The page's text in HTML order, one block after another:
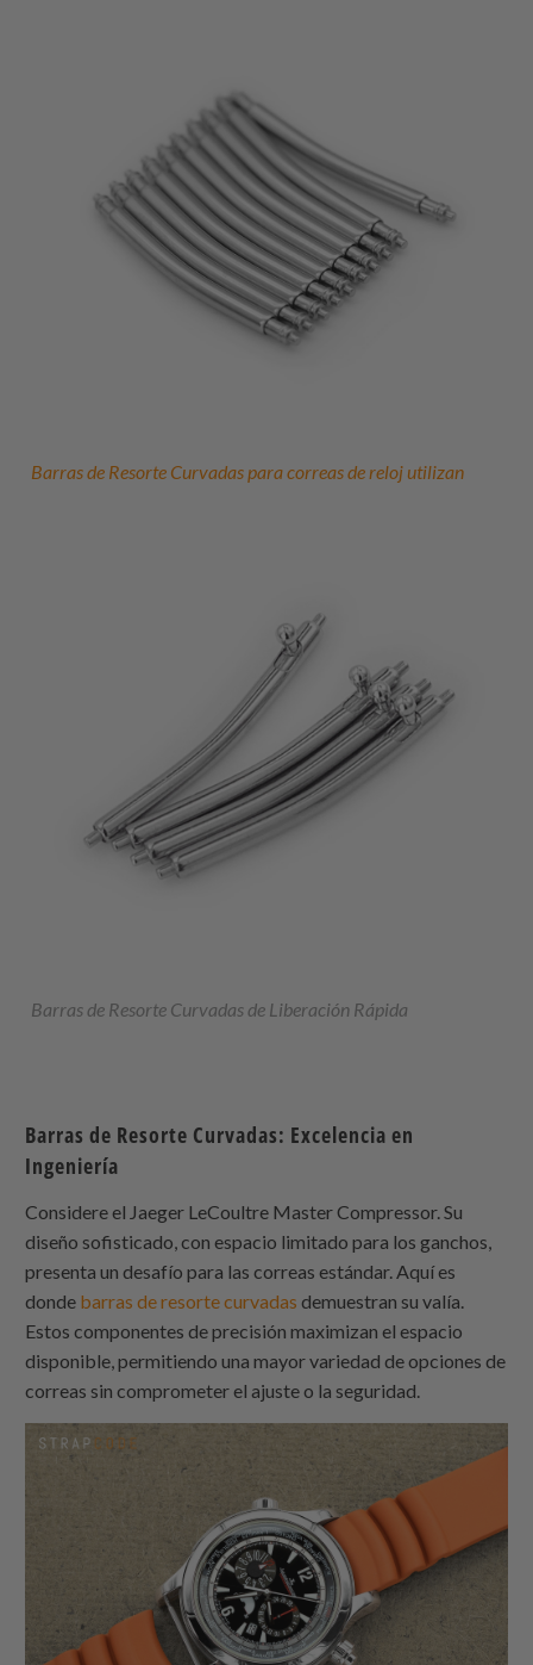
Barras de Resorte Curvadas para correas de reloj utilizan
Barras de Resorte Curvadas de Liberación Rápida
Barras de Resorte Curvadas: Excelencia en
Ingeniería
Considere el Jaeger LeCoultre Master Compressor. Su
diseño sofisticado, con espacio limitado para los ganchos,
presenta un desafío para las correas estándar. Aquí es
donde barras de resorte curvadas demuestran su valía.
Estos componentes de precisión maximizan el espacio
disponible, permitiendo una mayor variedad de opciones de
correas sin comprometer el ajuste o la seguridad.